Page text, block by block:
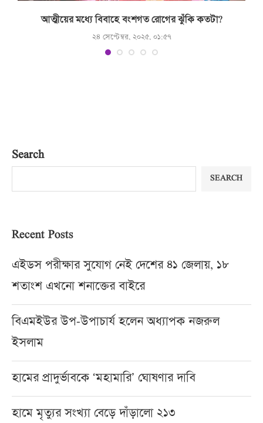
আত্মীয়ের মধ্যে বিবাহে বংশগত রোগের ঝুঁকি কতটা?
২৪ সেপ্টেম্বর, ২০২৫, ০১:৫৭
Search
SEARCH
Recent Posts
এইডস পরীক্ষার সুযোগ নেই দেশের ৪১ জেলায়, ১৮
শতাংশ এখনো শনাক্তের বাইরে
বিএমইউর উপ-উপাচার্য হলেন অধ্যাপক নজরুল
ইসলাম
হামের প্রাদুর্ভাবকে ‘মহামারি’ ঘোষণার দাবি
হামে মৃত্যুর সংখ্যা বেড়ে দাঁড়ালো ২১৩